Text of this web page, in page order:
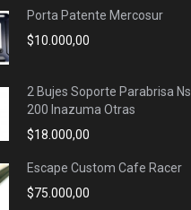
Porta Patente Mercosur
$10.000,00
2 Bujes Soporte Parabrisa Ns
200 Inazuma Otras
$18.000,00
Escape Custom Cafe Racer
$75.000,00